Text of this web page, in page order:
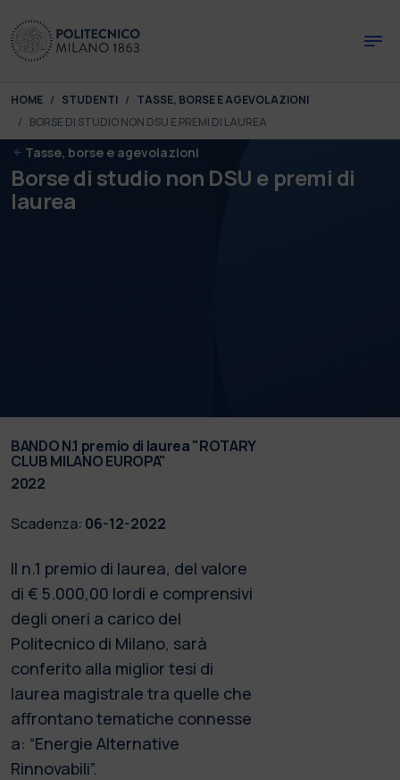
You are here:
HOME STUDENTI
TASSE, BORSE E AGEVOLAZIONI
BORSE DI STUDIO NON DSU E PREMI DI LAUREA
Tasse, borse e agevolazioni
Borse di studio non DSU e premi di
laurea
BANDO N.1 premio di laurea "ROTARY
CLUB MILANO EUROPA"
2022
Scadenza: 06-12-2022
Il n.1 premio di laurea, del valore
di € 5.000,00 lordi e comprensivi
degli oneri a carico del
Politecnico di Milano, sarà
conferito alla miglior tesi di
laurea magistrale tra quelle che
affrontano tematiche connesse
a: “Energie Alternative
Rinnovabili”.